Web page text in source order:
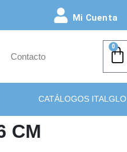
Mi Cuenta
Contacto
0
CATÁLOGOS ITALGLO
CM